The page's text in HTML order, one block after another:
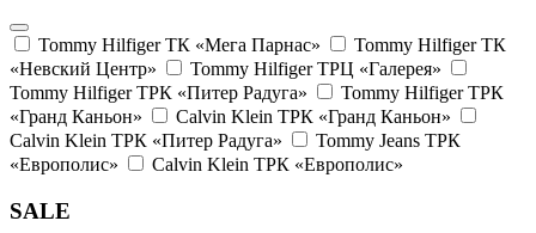
Tommy Hilfiger ТК «Мега Парнас»
Tommy Hilfiger ТК
«Невский Центр»
Tommy Hilfiger ТРЦ «Галерея»
Tommy Hilfiger ТРК «Питер Радуга»
Tommy Hilfiger ТРК
«Гранд Каньон»
Calvin Klein ТРК «Гранд Каньон»
Calvin Klein ТРК «Питер Радуга»
Tommy Jeans ТРК
«Европолис»
Calvin Klein ТРК «Европолис»
SALE